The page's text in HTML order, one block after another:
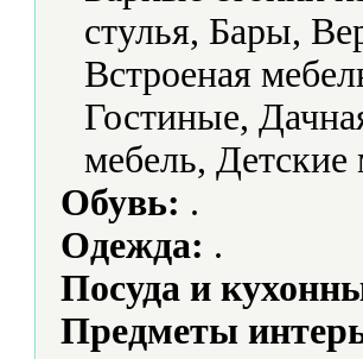
стулья, Бары,
Встроеная
Гостиные,
мебель, Детские
Обувь: .
Одежда: .
Посуда и
Предметы